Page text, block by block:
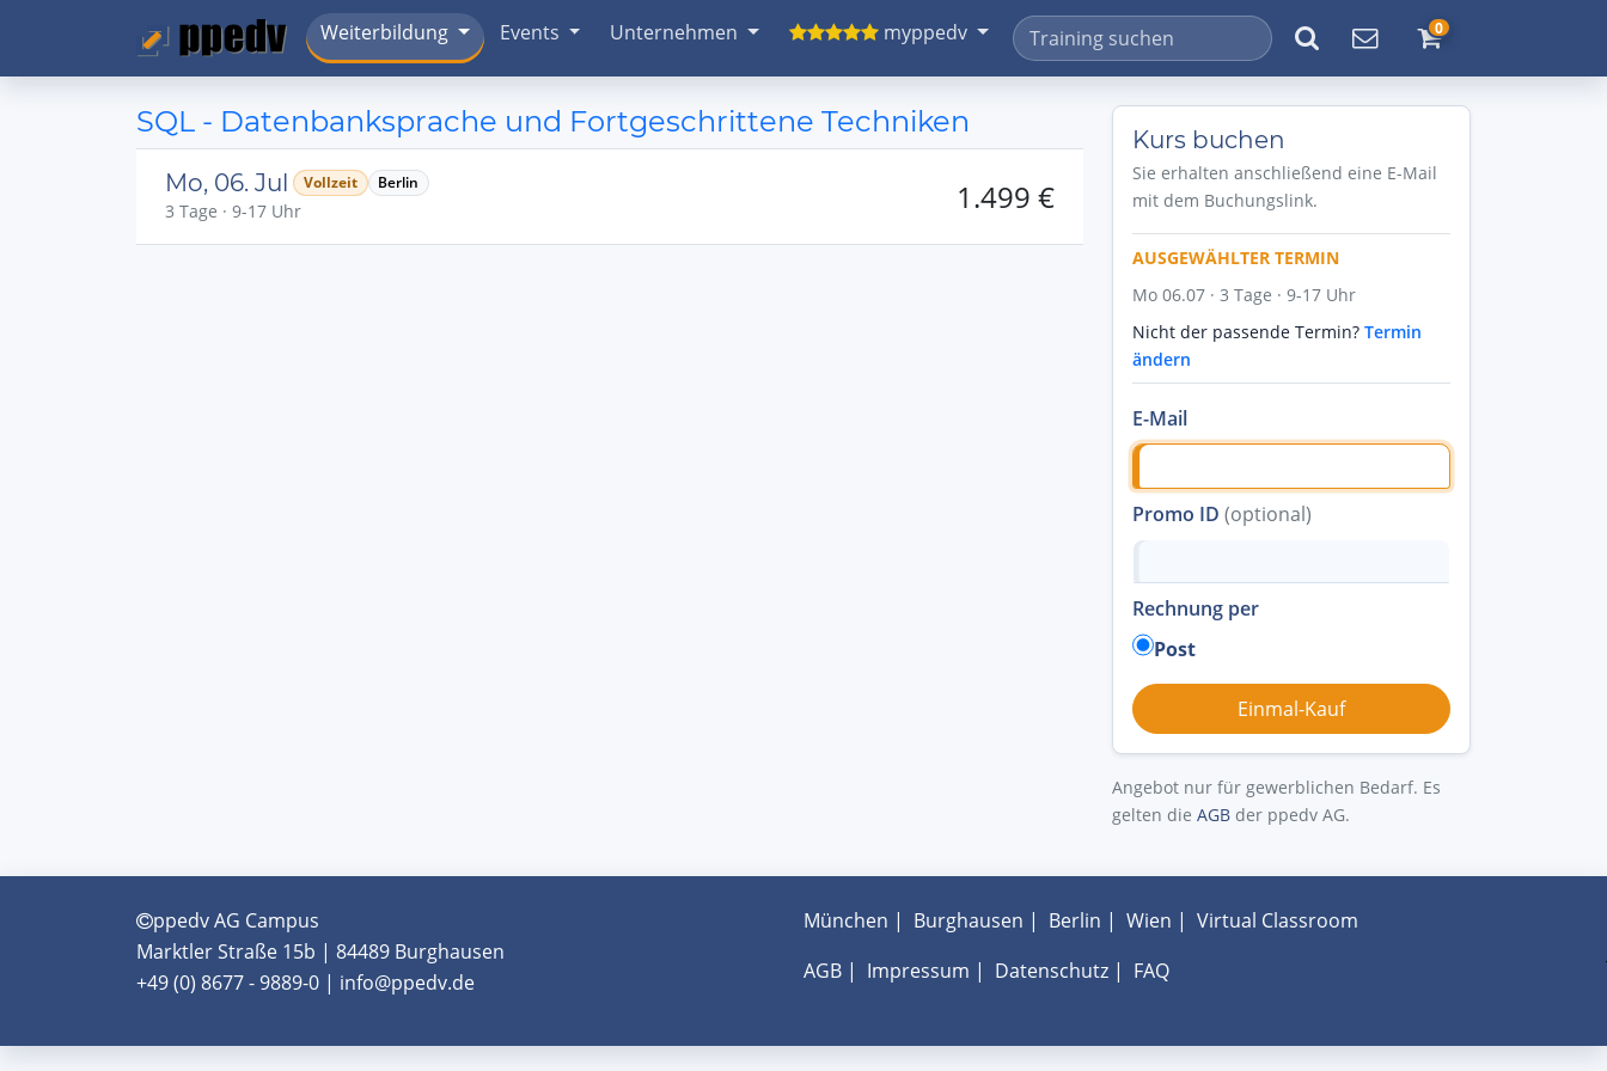
Weiterbildung Events Unternehmen myppedv 0
SQL - Datenbanksprache und Fortgeschrittene Techniken
Mo, 06. Jul Vollzeit Berlin
3 Tage · 9-17 Uhr 1.499 €
Kurs buchen
Sie erhalten anschließend eine E-Mail
mit dem Buchungslink.
AUSGEWÄHLTER TERMIN
Mo 06.07 · 3 Tage · 9-17 Uhr
Nicht der passende Termin? Termin
ändern
E-Mail
Promo ID (optional)
Rechnung per
Post
Angebot nur für gewerblichen Bedarf. Es
gelten die AGB der ppedv AG.
ppedv AG Campus
Marktler Straße 15b | 84489 Burghausen
+49 (0) 8677 - 9889-0 | info@ppedv.de
München | Burghausen | Berlin | Wien | Virtual Classroom
AGB| Impressum | Datenschutz| FAQ